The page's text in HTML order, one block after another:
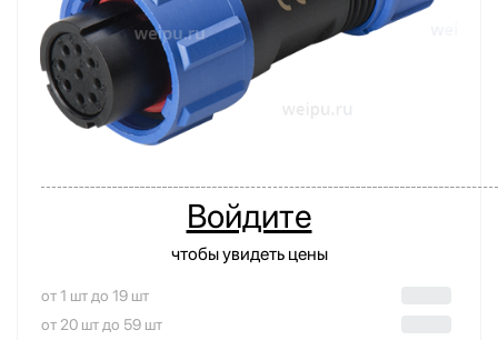
Войдите
чтобы увидеть цены
от 1 шт до 19 шт
от 20 шт до 59 шт